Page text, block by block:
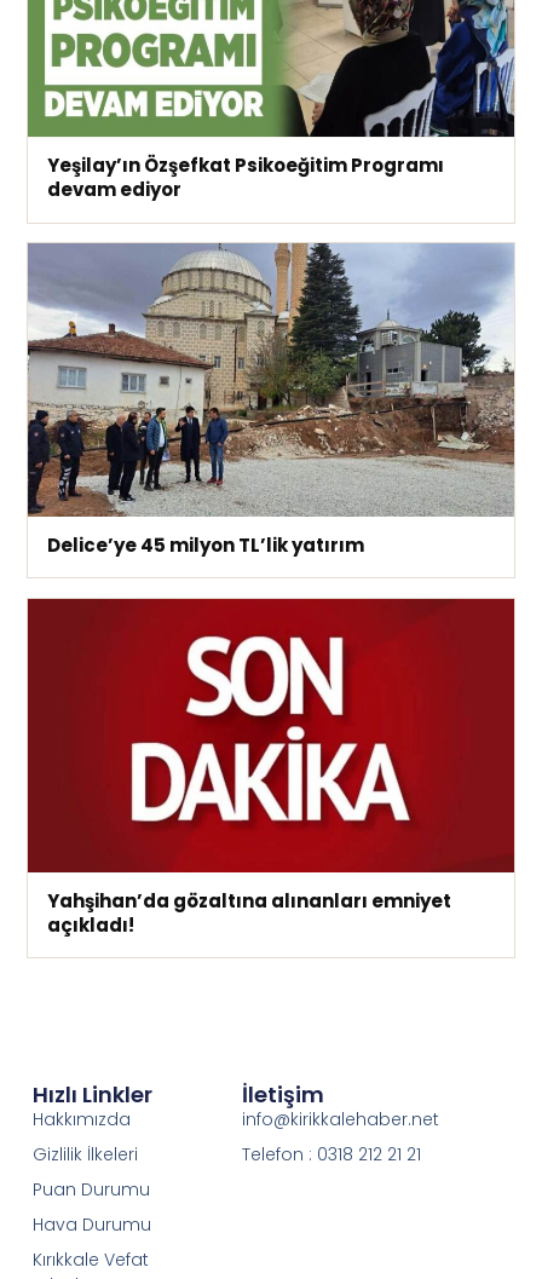
Yeşilay’ın Özşefkat Psikoeğitim Programı
devam ediyor
Delice’ye 45 milyon TL’lik yatırım
Yahşihan’da gözaltına alınanları emniyet
açıkladı!
Hızlı Linkler
Hakkımızda
Gizlilik İlkeleri
Puan Durumu
Hava Durumu
Kırıkkale Vefat
İletişim
info@kirikkalehaber.net
Telefon : 0318 212 21 21